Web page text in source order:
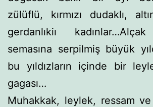
zülüflü, kırmızı dudaklı,
gerdanlıkiı
semasına serpilmiş büyük
bu yıldızların içinde bir
gagası…
Muhakkak, leylek, ressam